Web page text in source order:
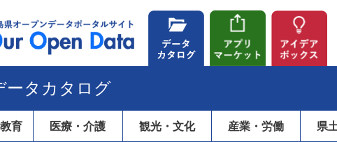
ータカタログ
育 医療・介護 観光・文化 産業・労働 県